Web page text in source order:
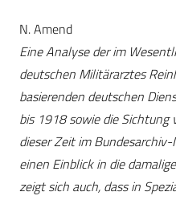
N. Amend
Eine Analyse der im
deutschen Militärarztes
basierenden deutschen
bis 1918 sowie die
dieser Zeit im
einen Einblick in die
zeigt sich auch, dass in